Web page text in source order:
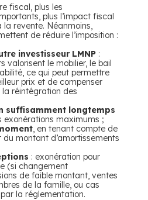
fiscal, plus les
plus l’impact fiscal
la revente. Néanmoins,
de réduire l’imposition :
investisseur LMNP :
valorisent le mobilier, le bail
ce qui peut permettre
prix et de compenser
réintégration des
suffisamment longtemps
exonérations maximums ;
, en tenant compte de
du montant d’amortissements
: exonération pour
(si changement
de faible montant, ventes
de la famille, ou cas
la réglementation.